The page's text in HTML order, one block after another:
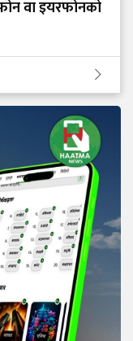
वा इयरफोनको